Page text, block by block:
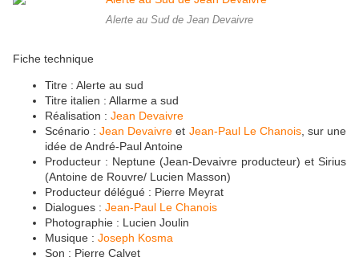
Alerte au Sud de Jean Devaivre
Fiche technique
Titre : Alerte au sud
Titre italien : Allarme a sud
Réalisation : Jean Devaivre
Scénario :Jean Devaivre et Jean-Paul Le Chanois, sur une
idée de André-Paul Antoine
Producteur : Neptune (Jean-Devaivre producteur) et Sirius
(Antoine de Rouvre/ Lucien Masson)
Producteur délégué : Pierre Meyrat
Dialogues : Jean-Paul Le Chanois
Photographie : Lucien Joulin
Musique : Joseph Kosma
Son : Pierre Calvet